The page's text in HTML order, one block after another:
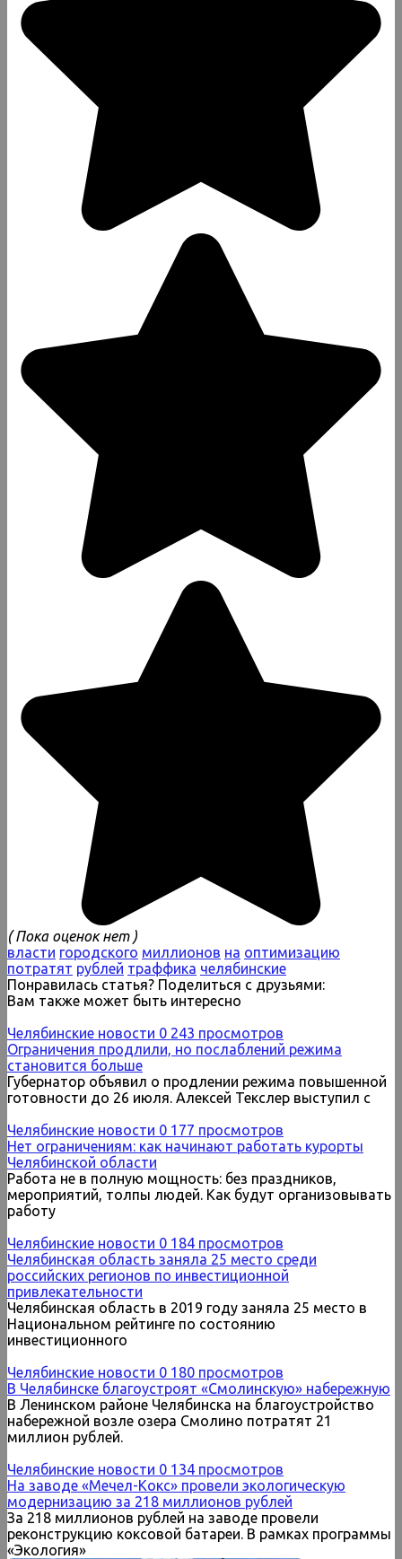
( Пока оценок нет )
власти городского миллионов на оптимизацию
потратят рублей траффика челябинские
Понравилась статья? Поделиться с друзьями:
Вам также может быть интересно
Челябинские новости 0 243 просмотров
Ограничения продлили, но послаблений режима
становится больше
Губернатор объявил о продлении режима повышенной
готовности до 26 июля. Алексей Текслер выступил с
Челябинские новости 0 177 просмотров
Нет ограничениям: как начинают работать курорты
Челябинской области
Работа не в полную мощность: без праздников,
мероприятий, толпы людей. Как будут организовывать
работу
Челябинские новости 0 184 просмотров
Челябинская область заняла 25 место среди
российских регионов по инвестиционной
привлекательности
Челябинская область в 2019 году заняла 25 место в
Национальном рейтинге по состоянию
инвестиционного
Челябинские новости 0 180 просмотров
В Челябинске благоустроят «Смолинскую» набережную
В Ленинском районе Челябинска на благоустройство
набережной возле озера Смолино потратят 21
миллион рублей.
Челябинские новости 0 134 просмотров
На заводе «Мечел-Кокс» провели экологическую
модернизацию за 218 миллионов рублей
За 218 миллионов рублей на заводе провели
реконструкцию коксовой батареи. В рамках программы
«Экология»